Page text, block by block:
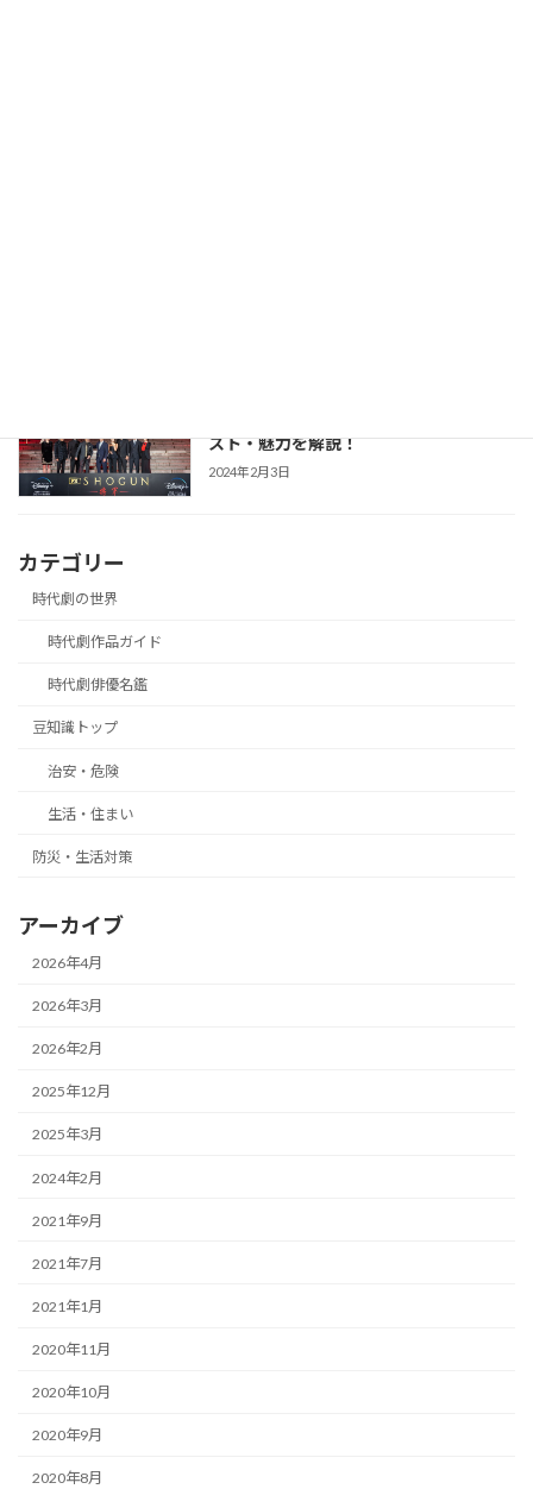
スト・魅力を解説！
2024年2月3日
カテゴリー
時代劇の世界
時代劇作品ガイド
時代劇俳優名鑑
豆知識トップ
治安・危険
生活・住まい
防災・生活対策
アーカイブ
2026年4月
2026年3月
2026年2月
2025年12月
2025年3月
2024年2月
2021年9月
2021年7月
2021年1月
2020年11月
2020年10月
2020年9月
2020年8月